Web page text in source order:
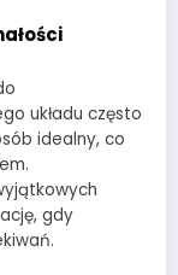
układu często
idealny, co
gdy